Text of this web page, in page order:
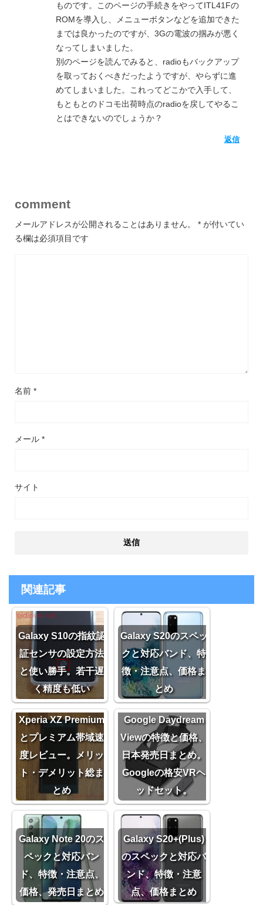
ものです。このページの手続きをやってITL41Fの
ROMを導入し、メニューボタンなどを追加できた
までは良かったのですが、3Gの電波の掴みが悪く
なってしまいました。
別のページを読んでみると、radioもバックアップ
を取っておくべきだったようですが、やらずに進
めてしまいました。これってどこかで入手して、
もともとのドコモ出荷時点のradioを戻してやるこ
とはできないのでしょうか？
返信
comment
メールアドレスが公開されることはありません。 * が付いてい
る欄は必須項目です
名前 *
メール *
サイト
関連記事
Galaxy S10の指紋認
証センサの設定方法
と使い勝手。若干遅
く精度も低い
Galaxy S20のスペッ
クと対応バンド、特
徴・注意点、価格ま
とめ
nuroモバイルの
Xperia XZ Premium
とプレミアム帯域速
度レビュー。メリッ
ト・デメリット総ま
とめ
Google Daydream
Viewの特徴と価格、
日本発売日まとめ。
Googleの格安VRヘ
ッドセット。
Galaxy Note 20のス
ペックと対応バン
ド、特徴・注意点、
価格、発売日まとめ
Galaxy S20+(Plus)
のスペックと対応バ
ンド、特徴・注意
点、価格まとめ